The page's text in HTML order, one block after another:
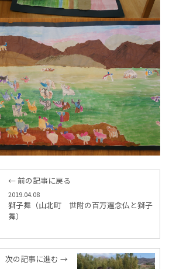
← 前の記事に戻る
2019.04.08
獅子舞（山北町 世附の百万遍念仏と獅子
舞）
次の記事に進む →